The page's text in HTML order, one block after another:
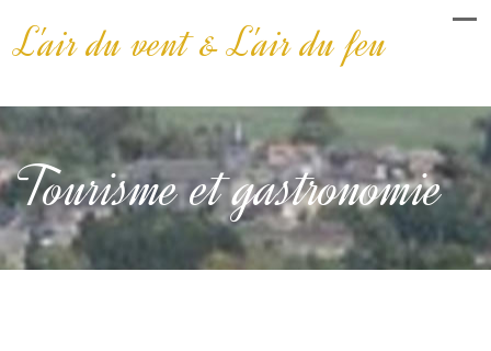
L'air du vent & L'air du feu
Tourisme et gastronomie